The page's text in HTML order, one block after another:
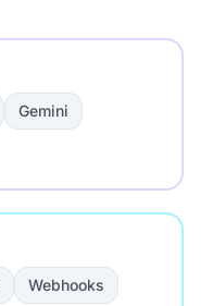
Gemini
Webhooks